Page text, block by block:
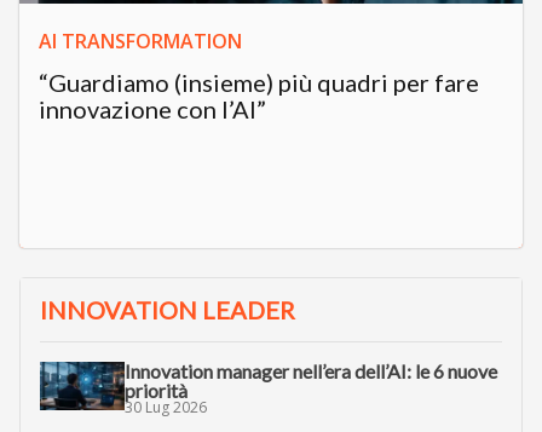
AI TRANSFORMATION
“Guardiamo (insieme) più quadri per fare
innovazione con l’AI”
INNOVATION LEADER
Innovation manager nell’era dell’AI: le 6 nuove
priorità
30 Lug 2026